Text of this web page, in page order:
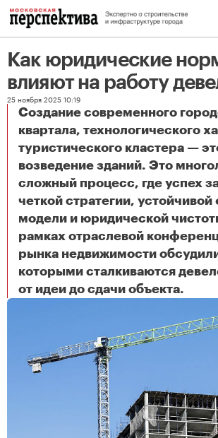
Как юридические
влияют на работу
25 ноября 2025 10:19
Создание современного
квартала, технологического
туристического кластера —
возведение зданий. Это
сложный процесс, где успех
четкой стратегии,
модели и юридической
рамках отраслевой
рынка недвижимости
которыми сталкиваются
от идеи до сдачи объекта.